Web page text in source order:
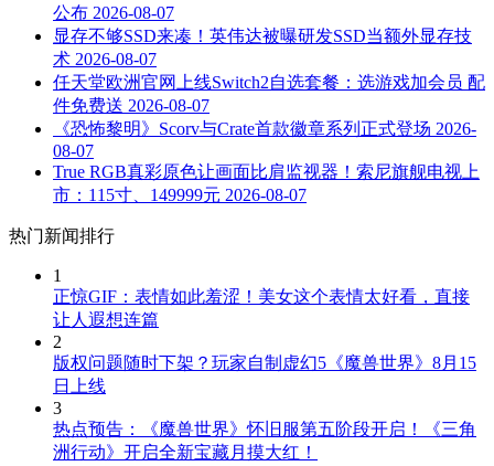
公布 2026-08-07
显存不够SSD来凑！英伟达被曝研发SSD当额外显存技
术 2026-08-07
任天堂欧洲官网上线Switch2自选套餐：选游戏加会员 配
件免费送 2026-08-07
《恐怖黎明》Scorv与Crate首款徽章系列正式登场 2026-
08-07
True RGB真彩原色让画面比肩监视器！索尼旗舰电视上
市：115寸、149999元 2026-08-07
热门新闻排行
1
正惊GIF：表情如此羞涩！美女这个表情太好看，直接
让人遐想连篇
2
版权问题随时下架？玩家自制虚幻5《魔兽世界》8月15
日上线
3
热点预告：《魔兽世界》怀旧服第五阶段开启！《三角
洲行动》开启全新宝藏月摸大红！